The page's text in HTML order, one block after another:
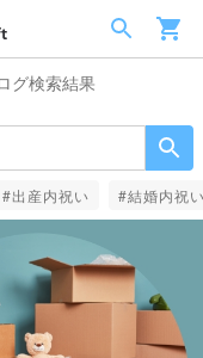
グ検索結果
#出産内祝い #結婚内祝